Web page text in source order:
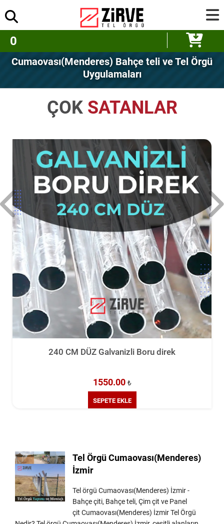
0
Cumaovası(Menderes) Bahçe teli ve Tel Örgü
Uygulamaları
ÇOK SATANLAR
Boru direk
100 cm Panel
SEPETE
Tel Örgü Cumaovası(Menderes)
İzmir
Tel örgü Cumaovası(Menderes) İzmir -
Bahçe çiti, Bahçe teli, Çim çit ve Panel
çit Cumaovası(Menderes) İzmir Tel Örgü